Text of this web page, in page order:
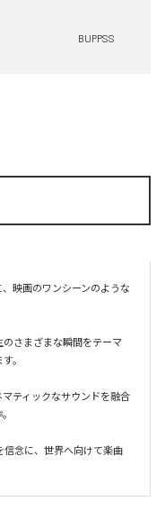
BUPPSS
映画のワンシーンのような
さまざまな瞬間をテーマ
。
ティックなサウンドを融合
信念に、世界へ向けて楽曲